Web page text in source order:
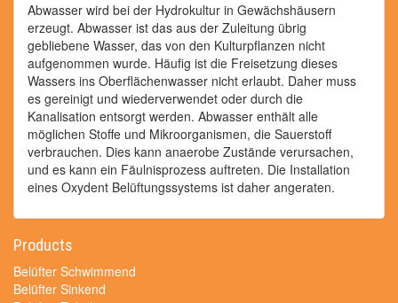
Abwasser wird bei der Hydrokultur in Gewächshäusern
erzeugt. Abwasser ist das aus der Zuleitung übrig
gebliebene Wasser, das von den Kulturpflanzen nicht
aufgenommen wurde. Häufig ist die Freisetzung dieses
Wassers ins Oberflächenwasser nicht erlaubt. Daher muss
es gereinigt und wiederverwendet oder durch die
Kanalisation entsorgt werden. Abwasser enthält alle
möglichen Stoffe und Mikroorganismen, die Sauerstoff
verbrauchen. Dies kann anaerobe Zustände verursachen,
und es kann ein Fäulnisprozess auftreten. Die Installation
eines Oxydent Belüftungssystems ist daher angeraten.
Products
Belüfter Schwimmend
Belüfter Sinkend